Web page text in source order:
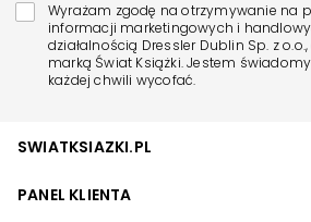
Wyrażam zgodę na otrzymywanie na
informacji marketingowych i
działalnością Dressler Dublin Sp. z
marką Świat Książki. Jestem
każdej chwili wycofać.
SWIATKSIAZKI.PL
PANEL KLIENTA